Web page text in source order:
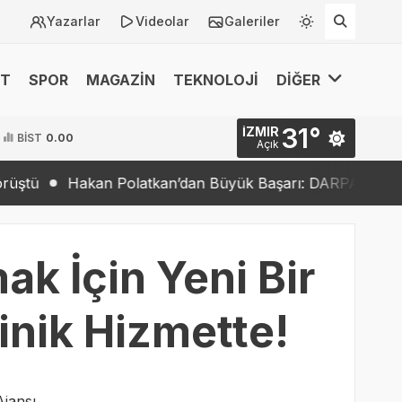
Yazarlar Videolar Galeriler
SPOR MAGAZİN TEKNOLOJİ DİĞER
BİST 0.00 İZMIR
Açık 31°
Polatkan’dan Büyük Başarı: DARPA Lift Challenge’da
İçin Yeni Bir
Hizmette!